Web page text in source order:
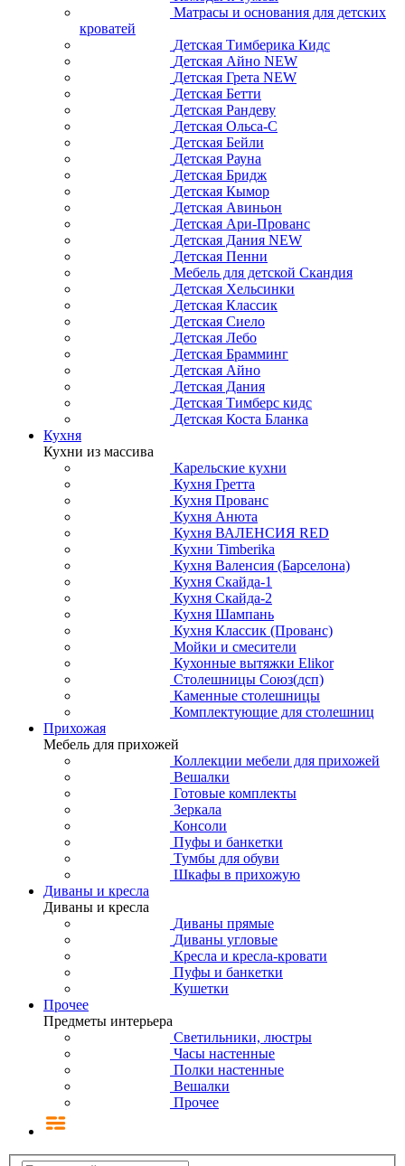
Матрасы и основания для детских
кроватей
Детская Тимберика Кидс
Детская Айно NEW
Детская Грета NEW
Детская Бетти
Детская Рандеву
Детская Ольса-С
Детская Бейли
Детская Рауна
Детская Бридж
Детская Кымор
Детская Авиньон
Детская Ари-Прованс
Детская Дания NEW
Детская Пенни
Мебель для детской Скандия
Детская Хельсинки
Детская Классик
Детская Сиело
Детская Лебо
Детская Брамминг
Детская Айно
Детская Дания
Детская Тимберс кидс
Детская Коста Бланка
Кухня
Кухни из массива
Карельские кухни
Кухня Гретта
Кухня Прованс
Кухня Анюта
Кухня ВАЛЕНСИЯ RED
Кухни Timberika
Кухня Валенсия (Барселона)
Кухня Скайда-1
Кухня Скайда-2
Кухня Шампань
Кухня Классик (Прованс)
Мойки и смесители
Кухонные вытяжки Elikor
Столешницы Союз(дсп)
Каменные столешницы
Комплектующие для столешниц
Прихожая
Мебель для прихожей
Коллекции мебели для прихожей
Вешалки
Готовые комплекты
Зеркала
Консоли
Пуфы и банкетки
Тумбы для обуви
Шкафы в прихожую
Диваны и кресла
Диваны и кресла
Диваны прямые
Диваны угловые
Кресла и кресла-кровати
Пуфы и банкетки
Кушетки
Прочее
Предметы интерьера
Светильники, люстры
Часы настенные
Полки настенные
Вешалки
Прочее